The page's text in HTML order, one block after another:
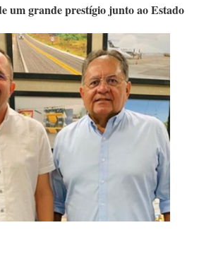
um grande prestígio junto ao Estado